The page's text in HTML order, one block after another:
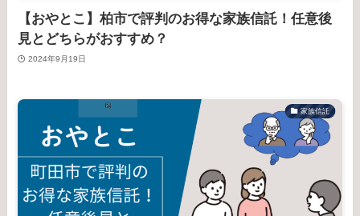
【おやとこ】柏市で評判のお得な家族信託！任意後
見とどちらがおすすめ？
2024年9月19日
家族信託